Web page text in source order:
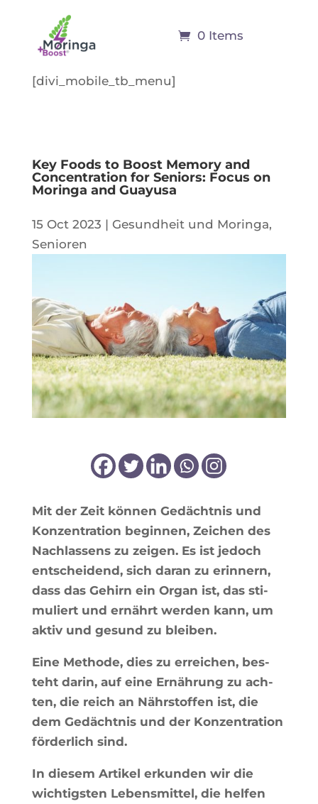
0 Items
[divi_mobile_tb_menu]
Key Foods to Boost Memory and
Concentration for Seniors: Focus on
Moringa and Guayusa
15 Oct 2023 | Gesundheit und Moringa,
Senioren
Mit der Zeit kön­nen Gedächt­nis und
Kon­zen­tra­tion begin­nen, Zei­chen des
Nachlas­sens zu zei­gen. Es ist jedoch
ent­schei­dend, sich daran zu erin­nern,
dass das Gehirn ein Organ ist, das sti­
mu­liert und ernährt wer­den kann, um
aktiv und gesund zu bleiben.
Eine Methode, dies zu errei­chen, bes­
teht darin, auf eine Ernäh­rung zu ach­
ten, die reich an Nährs­tof­fen ist, die
dem Gedächt­nis und der Kon­zen­tra­tion
för­der­lich sind.
In die­sem Arti­kel erkun­den wir die
wich­tig­sten Lebens­mit­tel, die hel­fen